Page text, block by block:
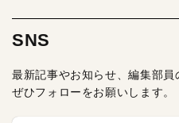
SNS
最新記事やお知らせ、編集部員
ぜひフォローをお願いします。